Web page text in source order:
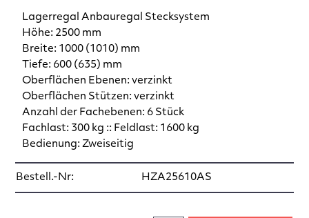
Lagerregal Anbauregal Stecksystem
Höhe: 2500 mm
Breite: 1000 (1010) mm
Tiefe: 600 (635) mm
Oberflächen Ebenen: verzinkt
Oberflächen Stützen: verzinkt
Anzahl der Fachebenen: 6 Stück
Fachlast: 300 kg :: Feldlast: 1600 kg
Bedienung: Zweiseitig
Bestell.-Nr: HZA25610AS